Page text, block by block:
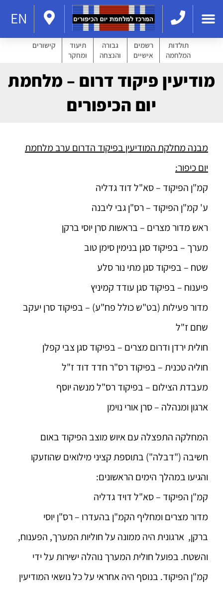
EN
תולדות
המלחמה
רשמים
אישיים
גבורה
והנצחה
תיעוד
ומחקר
קישורים
מודיעין פיקוד דרום – מלחמת
יום הכיפורים
מבנה מחלקת המודיעין בפיקוד הדרום ערב מלחמת
יום כיפור:
קמ"ן הפיקוד – סא"ל דוד גדליה
ע' קמ"ן הפיקוד – רס"ן גבי ליבנה
ראש מדור מצרים – בראשות סרן יוסי ברקן
מערך – בפיקוד סגן בנימין סימן טוב
שטח – בפיקוד סגן מתי נור סלע
פיענוח – בפיקוד סגן עודד קמיניץ
מדור פעילות (בט"ש כולל פח"ע) – בפיקוד סרן יעקב
שחם ז"ל
חולית ירדן ודרום מצרים – בפיקוד סגן צבי קפלן
חוליה טכנית – בפיקוד רס"ר חדד דוד ז"ל
מעבדת הצילום – בפיקוד רס"ל מנשה יוסף
ארגון ומנהלה – סרן אורי נוימן
המחלקה התפצלה עם איוש מוצב הפיקוד באום
חשיבה ("דבלה") בתוספת קציני מילואים שהוזעקו
והגיעו במהלך הימים הראשונים:
קמ"ן הפיקוד – סא"ל דויד גדליה
מדור מצרים ומחליף הקמ"ן בהעדרו – רס"ן יוסי
ברקן, ארגונית היה ממונה על חוליות המערך, הפענוח,
והשטח. בפועל חולית המערך נוהלה ישירות על ידי
קמ"ן הפיקוד. בנוסף היה אחראי על כל נושאי המודיעין